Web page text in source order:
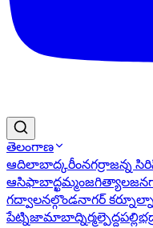
తెలంగాణ
ఆదిలాబాద్కరీంనగర్రాజన్న
ఆసిఫాబాద్ఖమ్మంజగిత్యాల
గద్వాలనల్గొండనాగర్ కర్నూల్
పేట్నిజామాబాద్నిర్మల్పెద్దపల్లి